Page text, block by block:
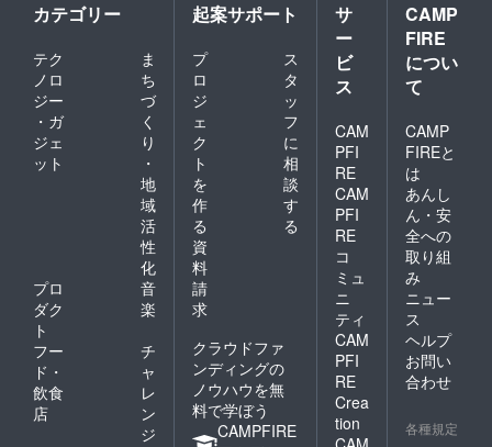
カテゴリー
テク
ノロ
ジー
・ガ
ジェ
ット
ま
ち
づ
く
り
・
地
域
活
性
化
プロ
ダク
ト
音
楽
フー
ド・
飲食
店
チ
ャ
レ
ン
ジ
起案サポート
プ
ロ
ジ
ェ
ク
ト
を
作
る
ス
タ
ッ
フ
に
相
談
す
る
資
料
請
求
クラウドファ
ンディングの
ノウハウを無
料で学ぼう
CAMPFIRE
サ
ー
ビ
ス
CAM
PFI
RE
CAM
PFI
RE
コ
ミュ
ニ
ティ
CAM
PFI
RE
Crea
tion
CAMP
FIRE
につい
て
CAMP
FIREと
は
あんし
ん・安
全への
取り組
み
ニュー
ス
ヘルプ
お問い
合わせ
各種規定